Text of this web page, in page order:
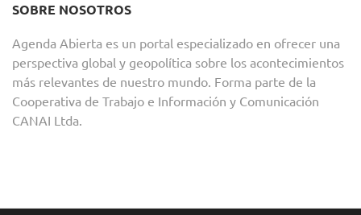
SOBRE NOSOTROS
Agenda Abierta es un portal especializado en ofrecer una
perspectiva global y geopolítica sobre los acontecimientos
más relevantes de nuestro mundo. Forma parte de la
Cooperativa de Trabajo e Información y Comunicación
CANAI Ltda.